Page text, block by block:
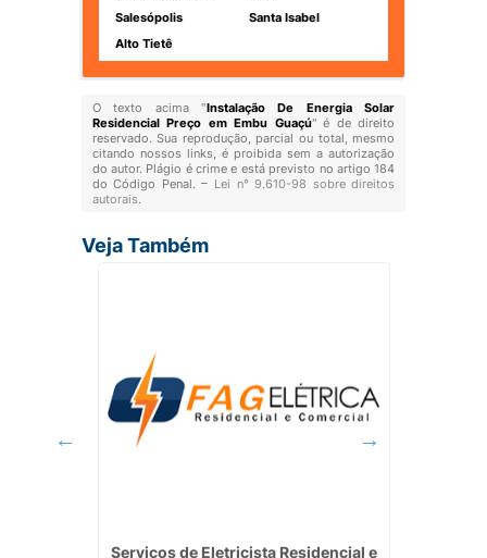
Salesópolis
Santa Isabel
Alto Tietê
O texto acima "Instalação De Energia Solar
Residencial Preço em Embu Guaçú" é de direito
reservado. Sua reprodução, parcial ou total, mesmo
citando nossos links, é proibida sem a autorização
do autor. Plágio é crime e está previsto no artigo 184
do Código Penal. – Lei n° 9.610-98 sobre direitos
autorais.
Veja Também
Serviços de Eletricista Residencial e